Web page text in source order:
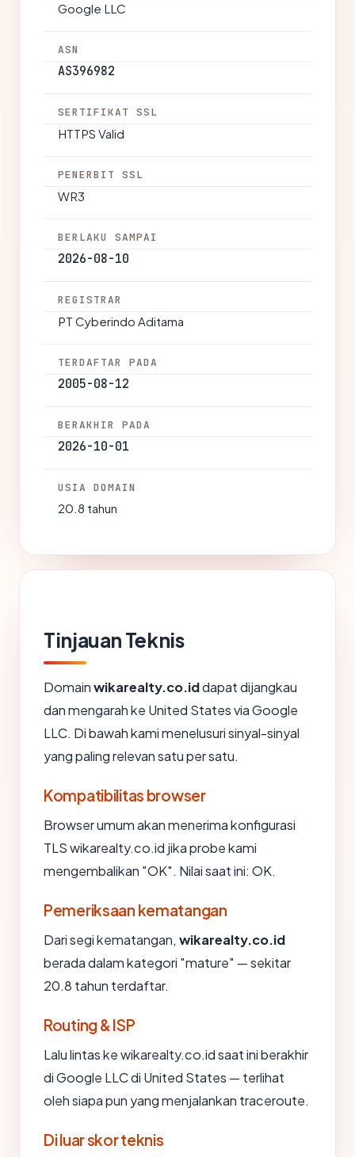
Google LLC
ASN
AS396982
SERTIFIKAT SSL
HTTPS Valid
PENERBIT SSL
WR3
BERLAKU SAMPAI
2026-08-10
REGISTRAR
PT Cyberindo Aditama
TERDAFTAR PADA
2005-08-12
BERAKHIR PADA
2026-10-01
USIA DOMAIN
20.8 tahun
Tinjauan Teknis
Domainwikarealty.co.iddapat dijangkau
dan mengarah ke United States via Google
LLC. Di bawah kami menelusuri sinyal-sinyal
yang paling relevan satu per satu.
Kompatibilitas browser
Browser umum akan menerima konfigurasi
TLS wikarealty.co.id jika probe kami
mengembalikan "OK". Nilai saat ini: OK.
Pemeriksaan kematangan
Dari segi kematangan, wikarealty.co.id
berada dalam kategori "mature" — sekitar
20.8 tahun terdaftar.
Routing & ISP
Lalu lintas ke wikarealty.co.id saat ini berakhir
di Google LLC di United States — terlihat
oleh siapa pun yang menjalankan traceroute.
Di luar skor teknis